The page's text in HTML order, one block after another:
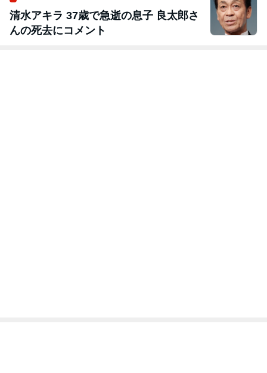
清水アキラ 37歳で急逝の息子 良太郎さ
んの死去にコメント